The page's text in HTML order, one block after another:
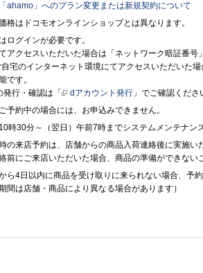
ahamo」へのプラン変更または新規契約について
格はドコモオンラインショップとは異なります。
ログインが必要です。
アクセスいただいた場合は「ネットワーク暗証番
宅のインターネット環境にてアクセスいただいた
です。
行・確認は「
dアカウント発行 」でご確認くださ
予約中の場合には、お申込みできません。
時30分～（翌日）午前7時までシステムメンテナン
の来店予約は、店舗からの商品入荷連絡後に実施い
前にご来店いただいた場合、商品の準備ができない
ら4日以内に商品を受け取りに来られない場合、予
間は店舗・商品により異なる場合があります）